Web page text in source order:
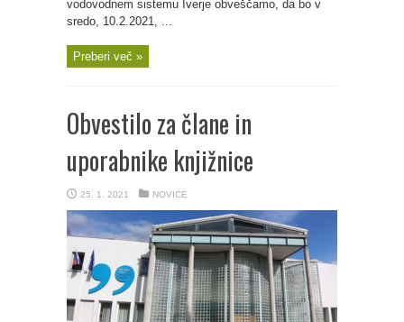
vodovodnem sistemu Iverje obveščamo, da bo v
sredo, 10.2.2021, ...
Preberi več »
Obvestilo za člane in
uporabnike knjižnice
25. 1. 2021 NOVICE